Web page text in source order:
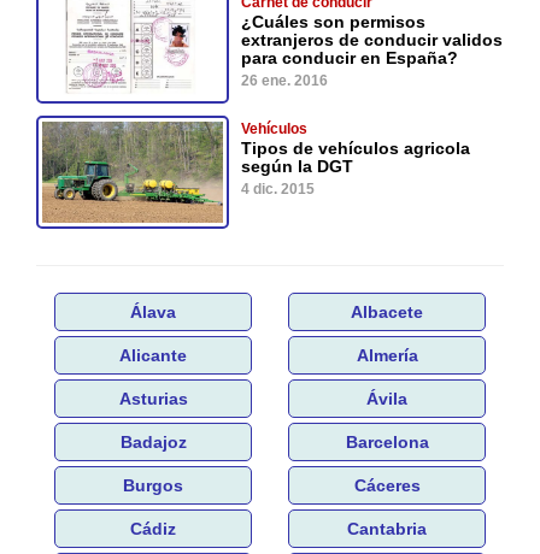
¿Cuáles son permisos
extranjeros de conducir validos
para conducir en España?
26 ene. 2016
Vehículos
Tipos de vehículos agricola
según la DGT
4 dic. 2015
Álava Albacete
Alicante Almería
Asturias Ávila
Badajoz Barcelona
Burgos Cáceres
Cádiz Cantabria